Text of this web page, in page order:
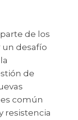
de los
desafío
de
común
resistencia